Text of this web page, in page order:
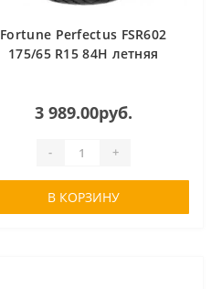
Fortune Perfectus FSR602
175/65 R15 84H летняя
3 989.00руб.
- +
В КОРЗИНУ